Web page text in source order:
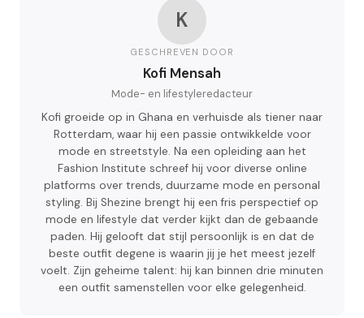
K
GESCHREVEN DOOR
Kofi Mensah
Mode- en lifestyleredacteur
Kofi groeide op in Ghana en verhuisde als tiener naar
Rotterdam, waar hij een passie ontwikkelde voor
mode en streetstyle. Na een opleiding aan het
Fashion Institute schreef hij voor diverse online
platforms over trends, duurzame mode en personal
styling. Bij Shezine brengt hij een fris perspectief op
mode en lifestyle dat verder kijkt dan de gebaande
paden. Hij gelooft dat stijl persoonlijk is en dat de
beste outfit degene is waarin jij je het meest jezelf
voelt. Zijn geheime talent: hij kan binnen drie minuten
een outfit samenstellen voor elke gelegenheid.